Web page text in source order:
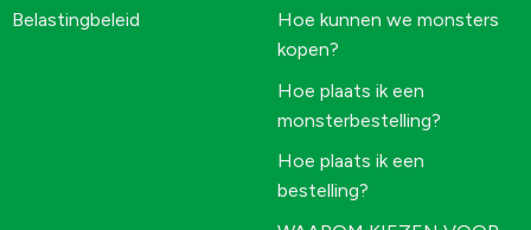
Belastingbeleid
Hoe kunnen we monsters
kopen?
Hoe plaats ik een
monsterbestelling?
Hoe plaats ik een
bestelling?